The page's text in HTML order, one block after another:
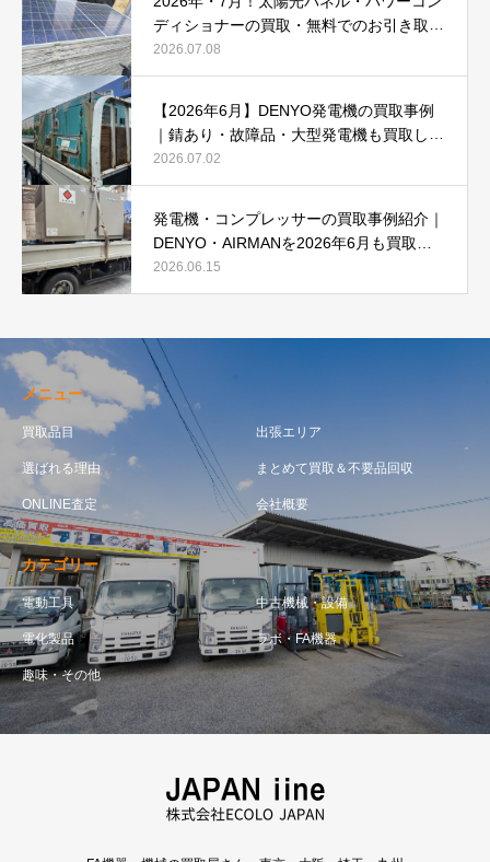
ディショナーの買取・無料でのお引き取り
強化中です(^^♪
2026.07.08
【2026年6月】DENYO発電機の買取事例
｜錆あり・故障品・大型発電機も買取しま
した
2026.07.02
発電機・コンプレッサーの買取事例紹介｜
DENYO・AIRMANを2026年6月も買取強
化中
2026.06.15
メニュー
買取品目 出張エリア
選ばれる理由 まとめて買取＆不要品回収
ONLINE査定 会社概要
カテゴリー
電動工具 中古機械・設備
電化製品 ラボ・FA機器
趣味・その他